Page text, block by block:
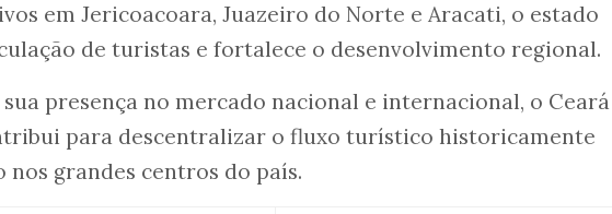
em Jericoacoara, Juazeiro do Norte e Aracati, o estado
de turistas e fortalece o desenvolvimento regional.
presença no mercado nacional e internacional, o Ceará
para descentralizar o fluxo turístico historicamente
nos grandes centros do país.